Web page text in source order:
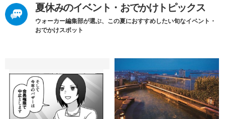
夏休みのイベント・おでかけトピックス
ウォーカー編集部が選ぶ、この夏におすすめしたい旬なイベント・
おでかけスポット